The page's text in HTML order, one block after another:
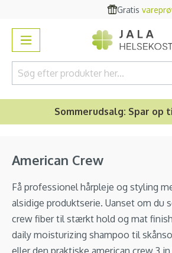
vareprøver og
Sommerudsalg: Spar op
American Crew
Få professionel hårpleje og styling
alsidige produktserie. Uanset om du
crew fiber til stærkt hold og mat
daily moisturizing shampoo til
eller den praktiske american crew 3